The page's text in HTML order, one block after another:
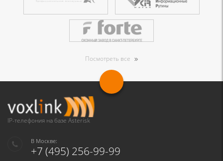
Посмотреть все
IP-телефония на базе Asterisk
В Москве:
+7 (495) 256-99-99